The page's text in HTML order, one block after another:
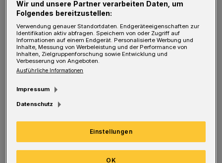
Foto: Wuppertaler Rundschau/Simone Bahrmann
U nser Sohn geht dort in die fünfte Klasse.
Wir als Eltern fänden es toll, wenn für
die Kinder, statt der vorgeschlagenen
Tiefgarage, besser eine Turnhalle gebaut wird.
Und wenn überhaupt der Schulhof etwas
moderner und einfallsreicher gestaltet würde
Wir und unsere Partner verarbeiten Daten, um
Folgendes bereitzustellen:
Verwendung genauer Standortdaten. Endgeräteeigenschaften zur
Identifikation aktiv abfragen. Speichern von oder Zugriff auf
Informationen auf einem Endgerät. Personalisierte Werbung und
Inhalte, Messung von Werbeleistung und der Performance von
Inhalten, Zielgruppenforschung sowie Entwicklung und
Verbesserung von Angeboten.
Ausführliche Informationen
Impressum
Datenschutz
Einstellungen
OK